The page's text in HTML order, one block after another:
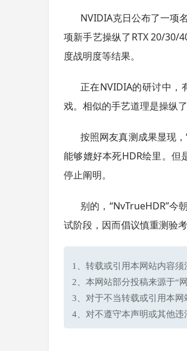
NVIDIA克日公布了一项
项新手艺操纵了RTX 20/30/
度战明度等结果。
正在NVIDIA的研讨中，
戏。相似的手艺道理是操纵
按照网友真测成果显现
能够媲好本死HDR绘里。但
停止阐明。
别的，“NvTrueHDR”
试阶段，因而倡议慎重测验考
1、转载或引用本网站内容须
2、本网站部分投稿来源于“
3、对于不当转载或引用本网
4、对不遵守本声明或其他违